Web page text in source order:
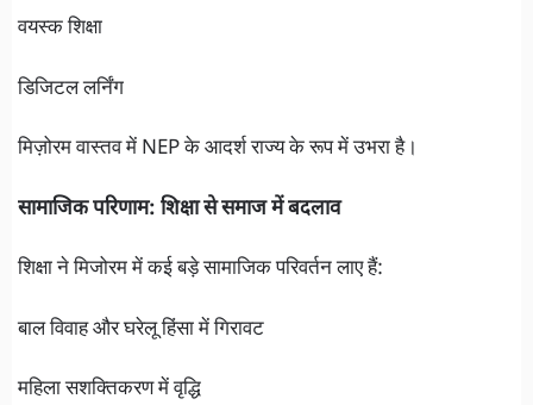
वयस्क शिक्षा
डिजिटल लर्निंग
मिज़ोरम वास्तव में NEP के आदर्श राज्य के रूप में उभरा है।
सामाजिक परिणाम: शिक्षा से समाज में बदलाव
शिक्षा ने मिजोरम में कई बड़े सामाजिक परिवर्तन लाए हैं:
बाल विवाह और घरेलू हिंसा में गिरावट
महिला सशक्तिकरण में वृद्धि